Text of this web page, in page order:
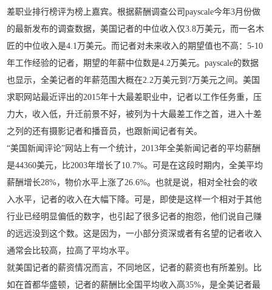
差职业排行榜评为榜上嘉宾。根据薪酬调查公司payscale今年3月份做
的最新发布的调查数据，美国记者的中位收入仅3.8万美元，而一名木
匠的中位收入是4.1万美元。而记者对未来收入的期望值也不高：5-10
年工作经验的记者，期望的年薪中位数是4.2万美元。payscale的数据
也显示，全美记者的年薪范围大概在2.2万美元到7万美元之间。美国
求职网站最近评出的2015年十大最差职业中，记者以工作任务重，压
力大，收入低，升迁前景不好，被列为十大最差工作之首，进入十差
之列的还有摄影记者和播音员，也跟新闻记者有关。
“美国新闻评论”网站上有一个统计，2013年全美新闻记者的平均薪酬
是44360美元，比2003年增长了10.7%。可是在这段时期内，全美平均
薪酬增长28%，物价水平上涨了26.6%。也就是说，相对全社会的收
入水平，记者的收入在大幅下降。可是，即使是这样一个相对于其他
行业已经明显偏低的数字，也引起了很多记者的抱怨，他们说自己赚
的远远没到这个数。这是因为，一小部分资深或者有名望的记者收入
通常会比较高，拉高了平均水平。
就美国记者的薪资情况而言，不同地区，记者的薪资也有所差别。比
如在首都华盛顿，记者的薪酬比全国平均收入高35%，是全美记者最